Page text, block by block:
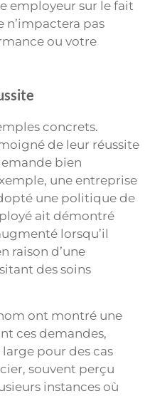
employeur sur le fait
n’impactera pas
ou votre
concrets.
de leur réussite
bien
une entreprise
une politique de
ait démontré
lorsqu’il
raison d’une
des soins
ont montré une
ces demandes,
pour des cas
souvent perçu
instances où